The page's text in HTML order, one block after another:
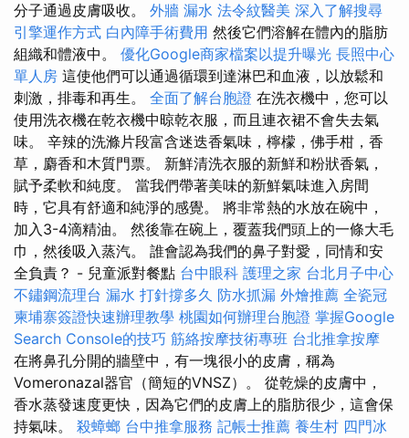
分子通過皮膚吸收。 外牆 漏水 法令紋醫美 深入了解搜尋
引擎運作方式 白內障手術費用 然後它們溶解在體內的脂肪
組織和體液中。 優化Google商家檔案以提升曝光 長照中心
單人房 這使他們可以通過循環到達淋巴和血液，以放鬆和
刺激，排毒和再生。 全面了解台胞證 在洗衣機中，您可以
使用洗衣機在乾衣機中晾乾衣服，而且連衣裙不會失去氣
味。 辛辣的洗滌片段富含迷迭香氣味，檸檬，佛手柑，香
草，麝香和木質門票。 新鮮清洗衣服的新鮮和粉狀香氣，
賦予柔軟和純度。 當我們帶著美味的新鮮氣味進入房間
時，它具有舒適和純淨的感覺。 將非常熱的水放在碗中，
加入3-4滴精油。 然後靠在碗上，覆蓋我們頭上的一條大毛
巾，然後吸入蒸汽。 誰會認為我們的鼻子對愛，同情和安
全負責？ - 兒童派對餐點 台中眼科 護理之家 台北月子中心
不鏽鋼流理台 漏水 打針撐多久 防水抓漏 外燴推薦 全瓷冠
柬埔寨簽證快速辦理教學 桃園如何辦理台胞證 掌握Google
Search Console的技巧 筋絡按摩技術專班 台北推拿按摩
在將鼻孔分開的牆壁中，有一塊很小的皮膚，稱為
Vomeronazal器官（簡短的VNSZ）。 從乾燥的皮膚中，
香水蒸發速度更快，因為它們的皮膚上的脂肪很少，這會保
持氣味。 殺蟑螂 台中推拿服務 記帳士推薦 養生村 四門冰